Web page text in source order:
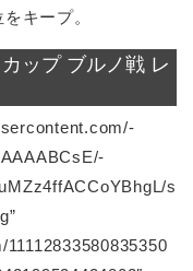
キープ。
ップ ブルノ戦 レ
s